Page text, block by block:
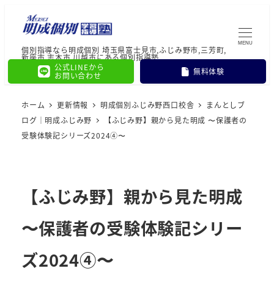
個別指導なら明成個別 埼玉県富士見市,ふじみ野市,三芳町,
新座市,志木市,川越市にある個別指導塾
公式LINEから
お問い合わせ
無料体験
MENU
ホーム 更新情報 明成個別ふじみ野西口校舎
まんとしブ
ログ｜明成ふじみ野
【ふじみ野】親から見た明成 〜保護者の
受験体験記シリーズ2024④〜
【ふじみ野】親から見た明成
〜保護者の受験体験記シリー
ズ2024④〜